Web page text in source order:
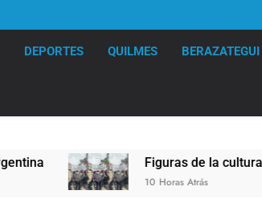
DEPORTES QUILMES BERAZATEGUI
Figuras de la cultura se sumaron a la
10 Horas Atrás